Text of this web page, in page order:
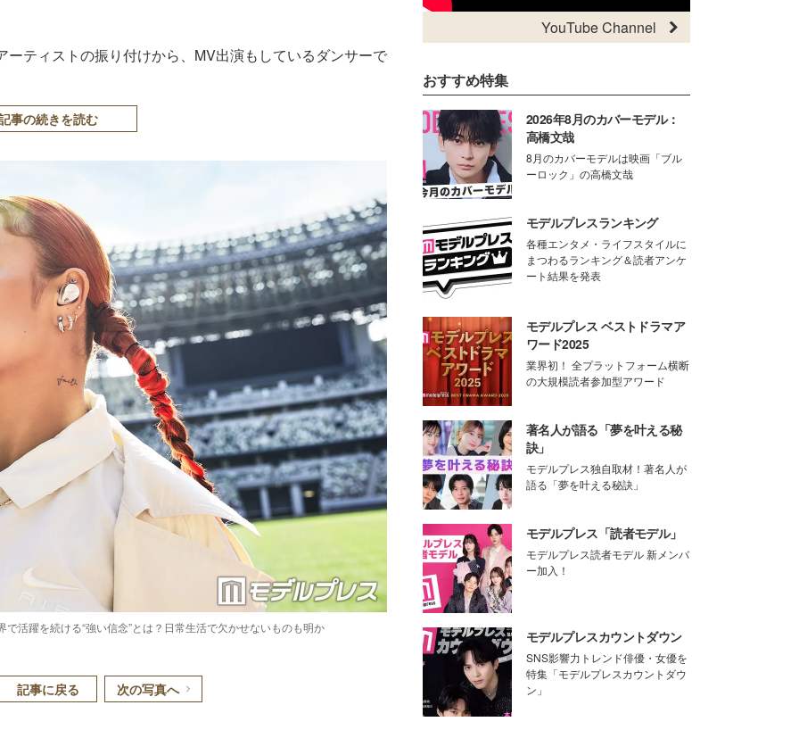
ティストの振り付けから、MV出演もしているダンサーで
事の続きを読む
活躍を続ける“強い信念”とは？日常生活で欠かせないものも明か
記事に戻る 次の写真へ
YouTube Channel
おすすめ特集
2026年8月のカバーモデル：
高橋文哉
8月のカバーモデルは映画「ブル
ーロック」の高橋文哉
モデルプレスランキング
各種エンタメ・ライフスタイルに
まつわるランキング＆読者アンケ
ート結果を発表
モデルプレス ベストドラマア
ワード2025
業界初！ 全プラットフォーム横断
の大規模読者参加型アワード
著名人が語る「夢を叶える秘
訣」
モデルプレス独自取材！著名人が
語る「夢を叶える秘訣」
モデルプレス「読者モデル」
モデルプレス読者モデル 新メンバ
ー加入！
モデルプレスカウントダウン
SNS影響力トレンド俳優・女優を
特集「モデルプレスカウントダウ
ン」